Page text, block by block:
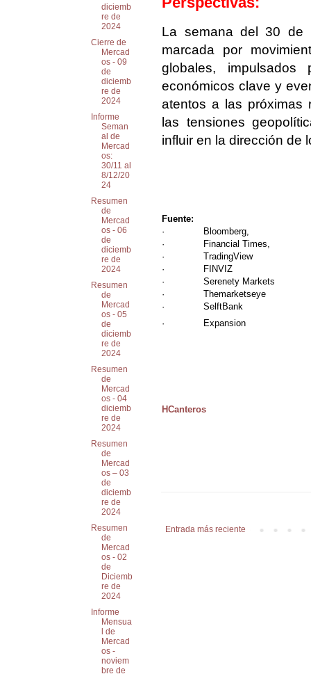
La semana del 30 de
marcada por
globales,
económicos clave y
atentos a las próximas
las tensiones
influir en la dirección de
Fuente:
· Bloomberg,
· Financial Times,
· TradingView
· FINVIZ
· Serenety Markets
· Themarketseye
· SelftBank
· Expansion
HCanteros
Entrada más reciente
diciemb
re de
2024
Cierre de
Mercad
os - 09
de
diciemb
re de
2024
Informe
Seman
al de
Mercad
os:
30/11 al
8/12/20
24
Resumen
de
Mercad
os - 06
de
diciemb
re de
2024
Resumen
de
Mercad
os - 05
de
diciemb
re de
2024
Resumen
de
Mercad
os - 04
diciemb
re de
2024
Resumen
de
Mercad
os – 03
de
diciemb
re de
2024
Resumen
de
Mercad
os - 02
de
Diciemb
re de
2024
Informe
Mensua
l de
Mercad
os -
noviem
bre de